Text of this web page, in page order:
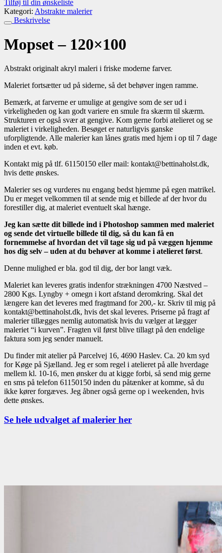
Tilføj til din ønskeliste
Kategori: Abstrakte malerier
Beskrivelse
Mopset – 120×100
Abstrakt originalt akryl maleri i friske moderne farver.
Maleriet fortsætter ud på siderne, så det behøver ingen ramme.
Bemærk, at farverne er umulige at gengive som de ser ud i
virkeligheden og kan godt variere en smule fra skærm til skærm.
Strukturen er også svær at gengive. Kom gerne forbi atelieret og se
maleriet i virkeligheden. Besøget er naturligvis ganske
uforpligtende. Alle malerier kan lånes gratis med hjem i op til 7 dage
inden et evt. køb.
Kontakt mig på tlf. 61150150 eller mail: kontakt@bettinaholst.dk,
hvis dette ønskes.
Malerier ses og vurderes nu engang bedst hjemme på egen matrikel.
Du er meget velkommen til at sende mig et billede af der hvor du
forestiller dig, at maleriet eventuelt skal hænge.
Jeg kan sætte dit billede ind i Photoshop sammen med maleriet
og sende det virtuelle billede til dig, så du kan få en
fornemmelse af hvordan det vil tage sig ud på væggen hjemme
hos dig selv – uden at du behøver at komme i atelieret først.
Denne mulighed er bla. god til dig, der bor langt væk.
Maleriet kan leveres gratis indenfor strækningen 4700 Næstved –
2800 Kgs. Lyngby + omegn i kort afstand deromkring. Skal det
længere kan det leveres med fragtmand for 200,- kr. Skriv til mig på
kontakt@bettinaholst.dk, hvis det skal leveres. Priserne på fragt af
malerier tillægges nemlig automatisk hvis du vælger at lægger
maleriet “i kurven”. Fragten vil først blive tillagt på den endelige
faktura som jeg sender manuelt.
Du finder mit atelier på Parcelvej 16, 4690 Haslev. Ca. 20 km syd
for Køge på Sjælland. Jeg er som regel i atelieret på alle hverdage
mellem kl. 10-16, men ønsker du at kigge forbi, så send mig gerne
en sms på telefon 61150150 inden du påtænker at komme, så du
ikke kører forgæves. Jeg åbner også gerne op i weekenden, hvis
dette ønskes.
Se hele udvalget af malerier her